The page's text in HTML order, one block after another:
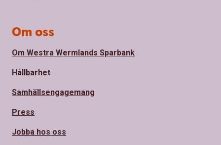
Om oss
Om Westra Wermlands Sparbank
Hållbarhet
Samhällsengagemang
Press
Jobba hos oss